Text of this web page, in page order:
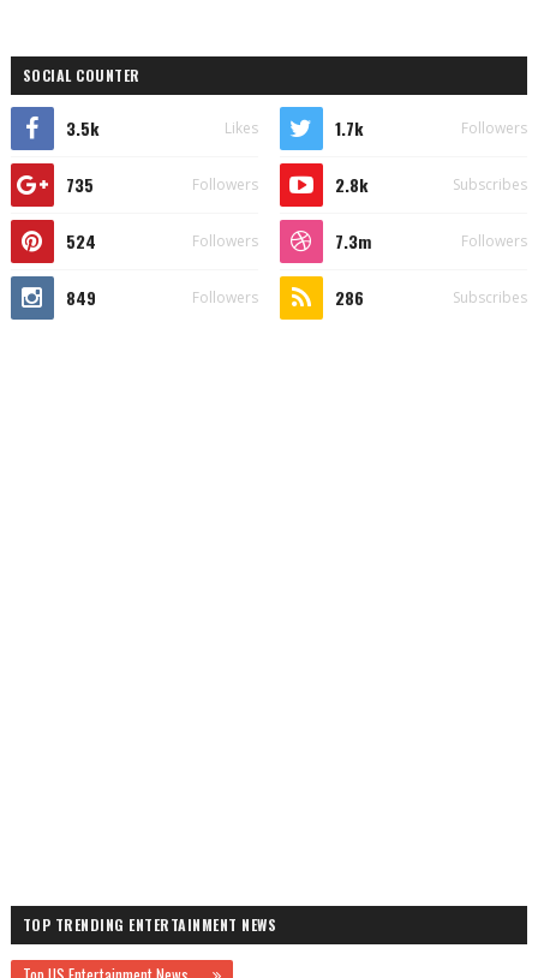
SOCIAL COUNTER
3.5k Likes 1.7k Followers
735 Followers 2.8k Subscribes
524 Followers 7.3m Followers
849 Followers 286 Subscribes
TOP TRENDING ENTERTAINMENT NEWS